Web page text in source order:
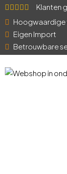
Klanten
Hoogwaardige
Eigen Import
Betrouwbare